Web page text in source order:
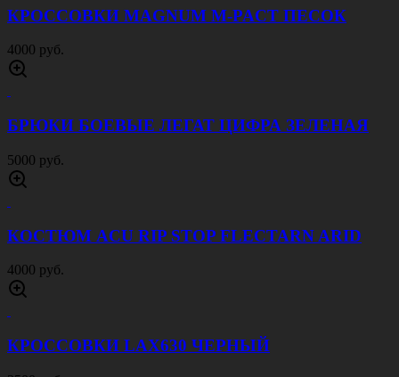
КРОССОВКИ MAGNUM M-PACT ПЕСОК
4000 руб.
БРЮКИ БОЕВЫЕ ЛЕГАТ ЦИФРА ЗЕЛЕНАЯ
5000 руб.
КОСТЮМ ACU RIP STOP FLECTARN ARID
4000 руб.
КРОССОВКИ LAX630 ЧЕРНЫЙ